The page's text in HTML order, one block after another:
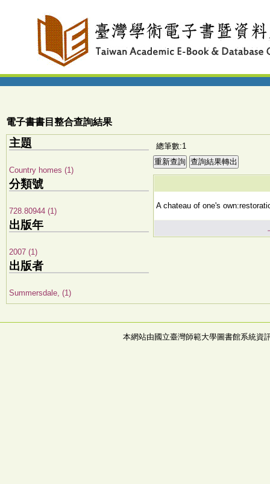
電子書書目整合查詢結果
主題
Country homes (1)
分類號
728.80944 (1)
出版年
2007 (1)
出版者
Summersdale, (1)
總筆數:1
A chateau of one's
本網站由國立臺灣師範大學圖書館系統資